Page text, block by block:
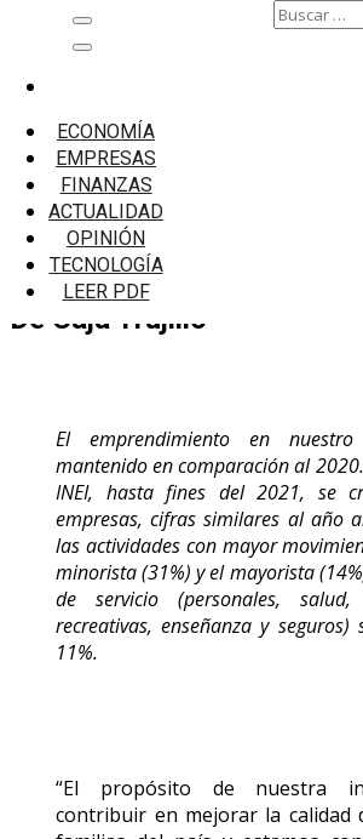
Menú
principal
ECONOMÍA
EMPRESAS
FINANZAS
ACTUALIDAD
OPINIÓN
TECNOLOGÍA
LEER PDF
Buscar:
Se Espera Atender A Más De
Emprendedores Con Las Nuevas
Trujillo
Se Espera Atender A Más
Emprendedores Con Las
De Caja Trujillo
El emprendimiento en
mantenido en comparación al
INEI, hasta fines del 2021, se
empresas, cifras similares al año
las actividades con mayor
minorista (31%) y el mayorista
de servicio (personales, salud,
recreativas, enseñanza y seguros)
11%.
“El propósito de nuestra
contribuir en mejorar la calidad